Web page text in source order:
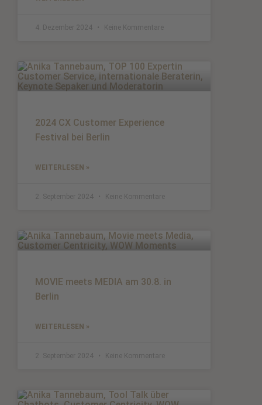
4. Dezember 2024 Keine Kommentare
2024 CX Customer Experience
Festival bei Berlin
WEITERLESEN »
2. September 2024 Keine Kommentare
MOVIE meets MEDIA am 30.8. in
Berlin
WEITERLESEN »
2. September 2024 Keine Kommentare